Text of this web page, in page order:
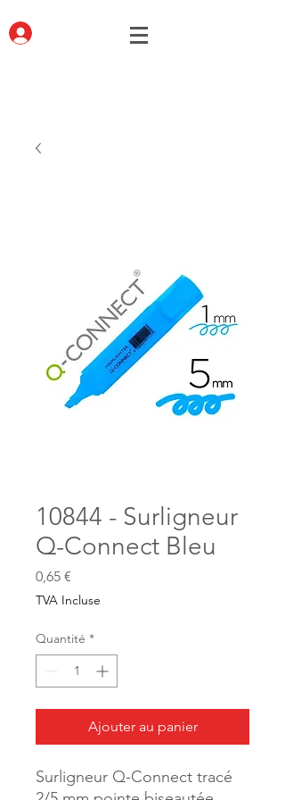
10844 - Surligneur
Q-Connect Bleu
0,65 €
TVA Incluse
Quantité *
Ajouter au panier
Surligneur Q-Connect tracé